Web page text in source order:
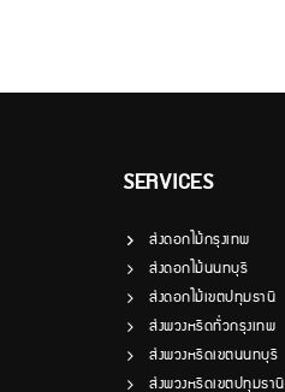
SERVICES
ส่งดอกไม้กรุงเทพ
ส่งดอกไม้นนทบุรี
ส่งดอกไม้เขตปทุมธานี
ส่งพวงหรีดทั่วกรุงเทพ
ส่งพวงหรีดเขตนนทบุรี
ส่งพวงหรีดเขตปทุมธานี